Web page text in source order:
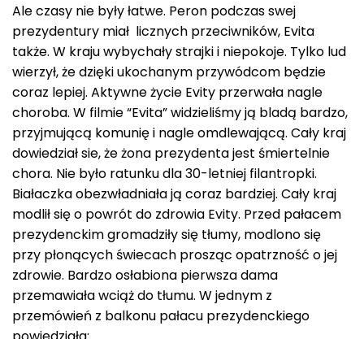
Ale czasy nie były łatwe. Peron podczas swej
prezydentury miał licznych przeciwników, Evita
także. W kraju wybychały strajki i niepokoje. Tylko lud
wierzył, że dzięki ukochanym przywódcom będzie
coraz lepiej. Aktywne życie Evity przerwała nagle
choroba. W filmie “Evita” widzieliśmy ją bladą bardzo,
przyjmującą komunię i nagle omdlewającą. Cały kraj
dowiedział sie, że żona prezydenta jest śmiertelnie
chora. Nie było ratunku dla 30-letniej filantropki.
Białaczka obezwładniała ją coraz bardziej. Cały kraj
modlił się o powrót do zdrowia Evity. Przed pałacem
prezydenckim gromadziły się tłumy, modlono się
przy płonących świecach prosząc opatrzność o jej
zdrowie. Bardzo osłabiona pierwsza dama
przemawiała wciąż do tłumu. W jednym z
przemówień z balkonu pałacu prezydenckiego